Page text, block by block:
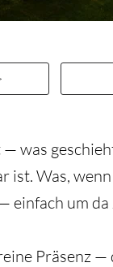
was
ist. Was,
einfach um
Präsenz